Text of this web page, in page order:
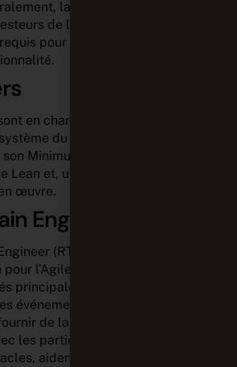
la Dev Team inclut des
de logiciels, des ingénieurs
pour compléter une tranche
en charge de faire progresser
du Portfolio Kanban. Ils
Minimum Viable Product (MVP)
Lean et, une fois approuvés, en
œuvre.
Engineer (RTE)
(RTE) est un responsable-
l’Agile Release Train (ART).
principales consistent à faciliter
événements de l’ART et à assister
de la valeur. Les RTE
les parties prenantes, font
aident à gérer les risques et